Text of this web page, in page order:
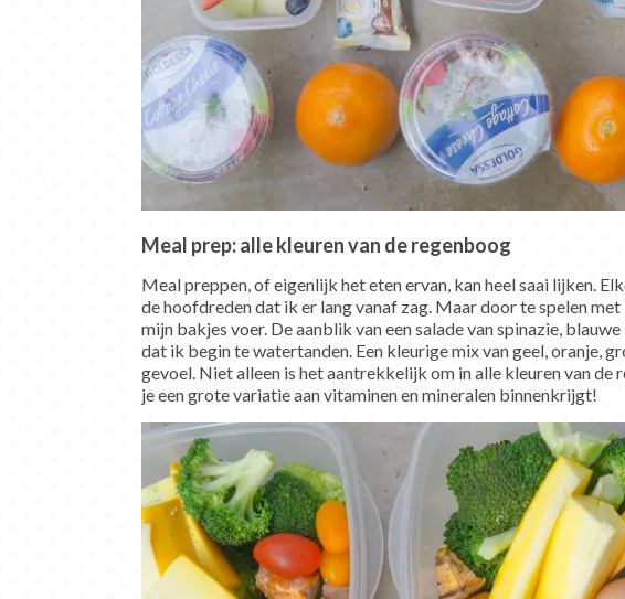
Meal prep: alle kleuren van de regenboog
Meal preppen, of eigenlijk het eten ervan, kan heel saai lijken.
de hoofdreden dat ik er lang vanaf zag. Maar door te spelen
mijn bakjes voer. De aanblik van een salade van spinazie,
dat ik begin te watertanden. Een kleurige mix van geel, oranje,
gevoel. Niet alleen is het aantrekkelijk om in alle kleuren van
je een grote variatie aan vitaminen en mineralen binnenkrijgt!